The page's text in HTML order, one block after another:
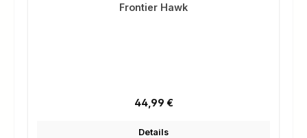
Frontier Hawk
Regulärer Preis:
44,99 €
Details